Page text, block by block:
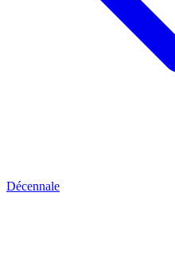
Décennale